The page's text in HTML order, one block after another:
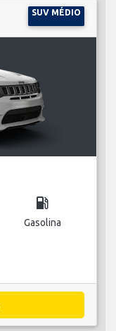
SUV MÉDIO
local_gas_station
Gasolina